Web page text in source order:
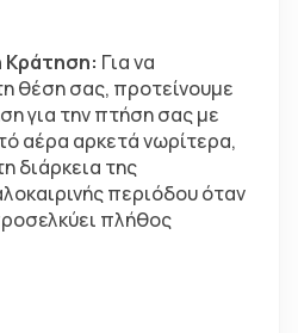
Κράτηση: Για να
θέση σας, προτείνουμε
για την πτήση σας με
αέρα αρκετά νωρίτερα,
διάρκεια της
περιόδου όταν
πλήθος